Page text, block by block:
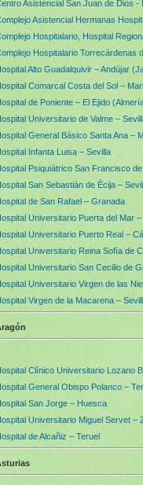
Asistencial San Juan de Dios -
Asistencial Hermanas
Hospitalario, Hospital
Hospitalario Torrecárdenas
Alto Guadalquivir – Andújar
Comarcal Costa del Sol –
de Poniente – El Ejido
Universitario de Valme –
General Básico Santa Ana –
Infanta Luisa – Sevilla
Psiquiátrico San Francisco
San Sebastián de Écija –
de San Rafael – Granada
Universitario Puerta del Mar –
Universitario Puerto Real –
Universitario Reina Sofía de
Universitario San Cecilio de
Universitario Virgen de las
Virgen de la Macarena –
Clínico Universitario Lozano
General Obispo Polanco –
San Jorge – Huesca
Universitario Miguel Servet –
de Alcañiz – Teruel